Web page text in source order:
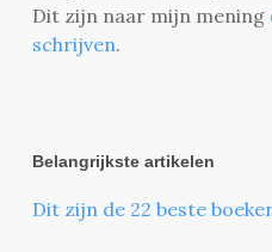
Dit zijn naar mijn mening
schrijven.
Belangrijkste artikelen
Dit zijn de 22 beste